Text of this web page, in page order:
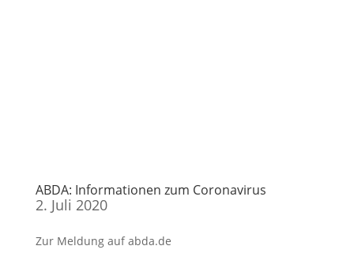
ABDA: Informationen zum Coronavirus
2. Juli 2020
Zur Meldung auf abda.de